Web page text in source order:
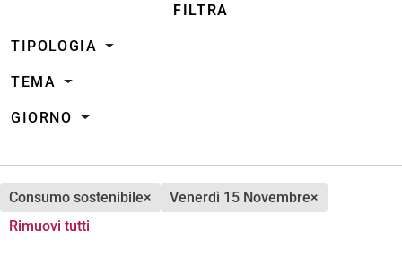
FILTRA
TIPOLOGIA
TEMA
GIORNO
consumo sostenibile× venerdì 15 Novembre×
Rimuovi tutti